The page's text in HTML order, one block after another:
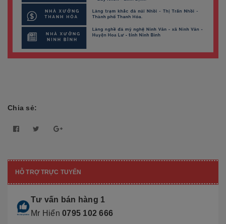
Chia sẻ:
HỖ TRỢ TRỰC TUYẾN
Tư vấn bán hàng 1
Mr Hiển 0795 102 666